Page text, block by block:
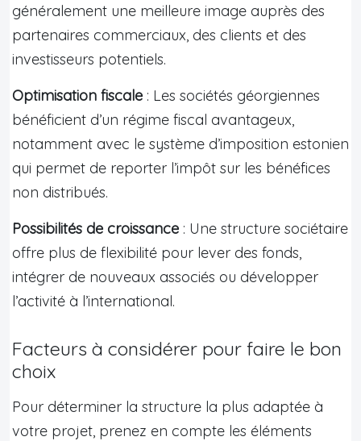
généralement une meilleure image auprès des
partenaires commerciaux, des clients et des
investisseurs potentiels.
Optimisation fiscale : Les sociétés géorgiennes
bénéficient d’un régime fiscal avantageux,
notamment avec le système d’imposition estonien
qui permet de reporter l’impôt sur les bénéfices
non distribués.
Possibilités de croissance : Une structure sociétaire
offre plus de flexibilité pour lever des fonds,
intégrer de nouveaux associés ou développer
l’activité à l’international.
Facteurs à considérer pour faire le bon
choix
Pour déterminer la structure la plus adaptée à
votre projet, prenez en compte les éléments